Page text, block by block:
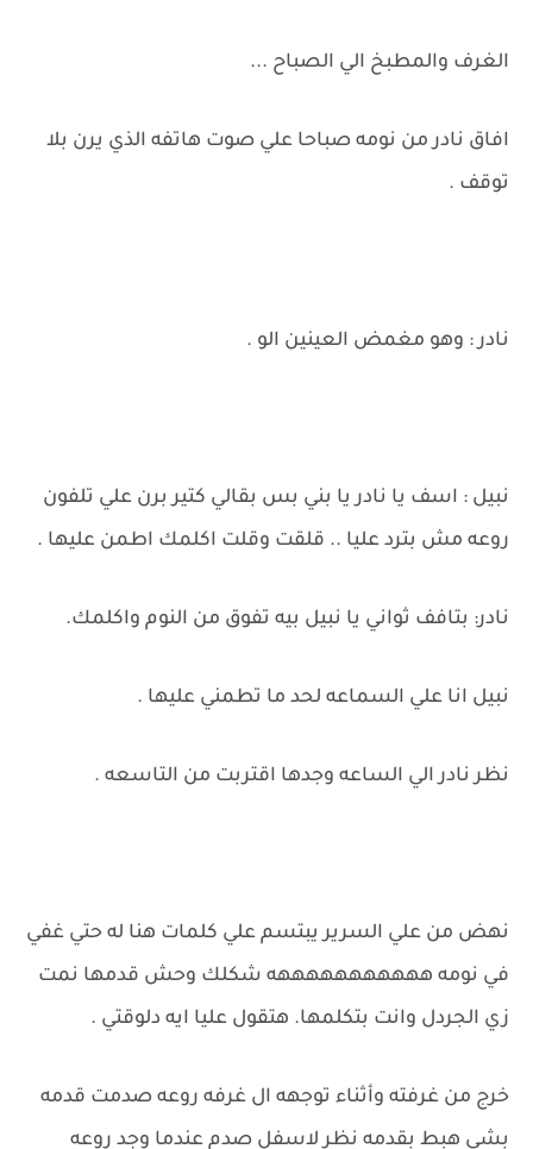
الغرف والمطبخ الي الصباح ...
افاق نادر من نومه صباحا علي صوت هاتفه الذي يرن بلا
توقف .
نادر : وهو مغمض العينين الو .
نبيل : اسف يا نادر يا بني بس بقالي كتير برن علي تلفون
روعه مش بترد عليا .. قلقت وقلت اكلمك اطمن عليها .
نادر: بتافف ثواني يا نبيل بيه تفوق من النوم واكلمك.
نبيل انا علي السماعه لحد ما تطمني عليها .
نظر نادر الي الساعه وجدها اقتربت من التاسعه .
نهض من علي السرير يبتسم علي كلمات هنا له حتي غفي
في نومه هههههههههههه شكلك وحش قدمها نمت
زي الجردل وانت بتكلمها. هتقول عليا ايه دلوقتي .
خرج من غرفته وأثناء توجهه ال غرفه روعه صدمت قدمه
بشي هبط بقدمه نظر لاسفل صدم عندما وجد روعه